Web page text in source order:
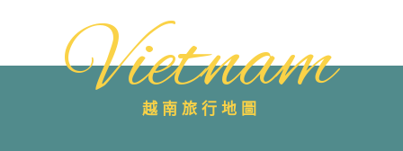
Vietnam
越南旅行地圖